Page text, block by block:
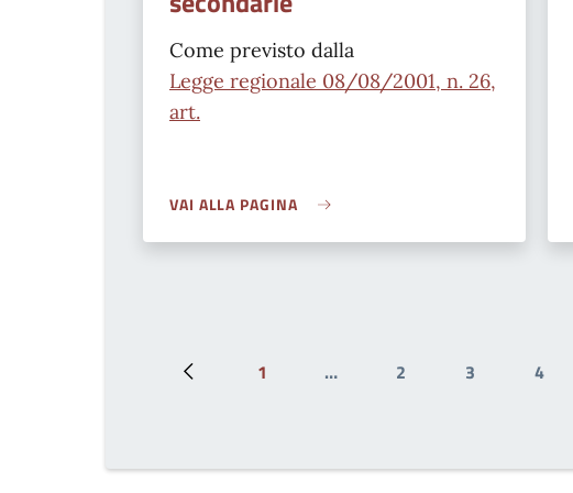
Come previsto dalla
Legge regionale 08/08/2001, n. 26,
art.
VAI ALLA PAGINA
Pagina precedente
Prima pagina
1 …
Page
2
Page
3
Page
4